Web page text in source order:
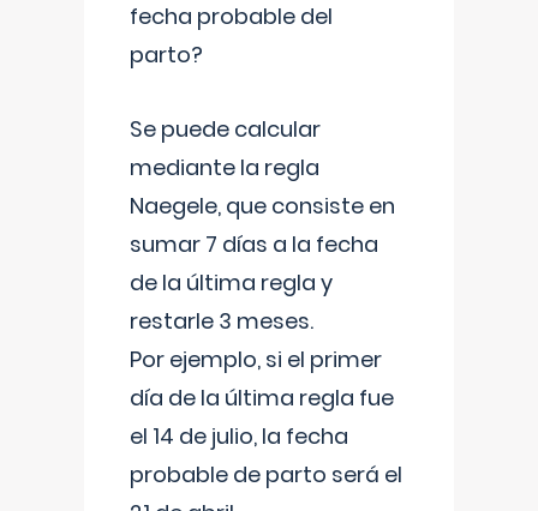
fecha probable del
parto?
Se puede calcular
mediante la regla
Naegele, que consiste en
sumar 7 días a la fecha
de la última regla y
restarle 3 meses.
Por ejemplo, si el primer
día de la última regla fue
el 14 de julio, la fecha
probable de parto será el